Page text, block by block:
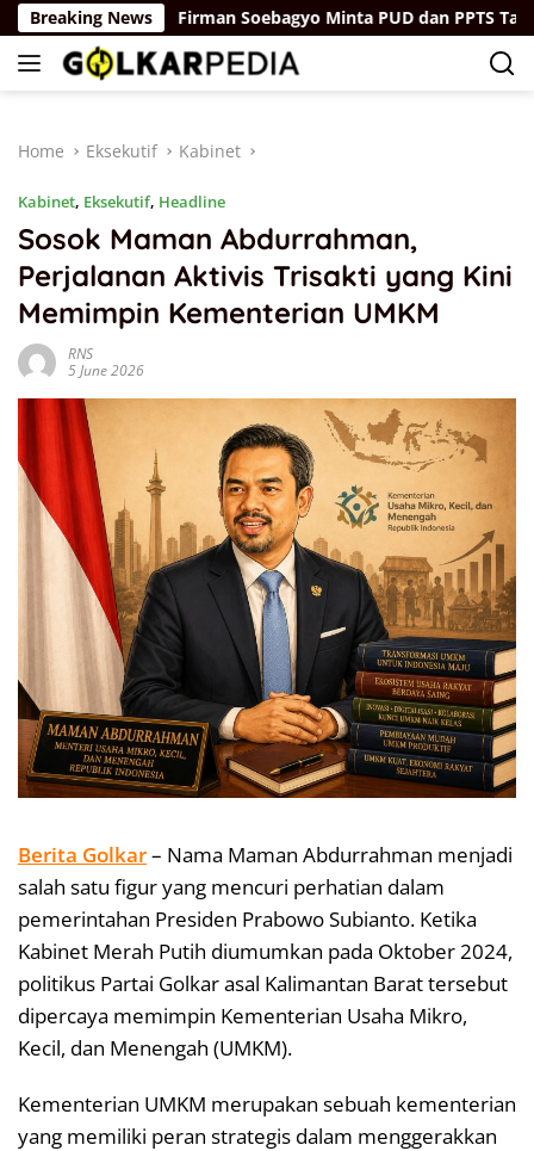
Skip
to
content
Breaking News
Firman Soebagyo Minta PUD dan PPTS Tak Khawatir
Home Eksekutif Kabinet
Kabinet, Eksekutif, Headline
Sosok Maman Abdurrahman,
Perjalanan Aktivis Trisakti yang Kini
Memimpin Kementerian UMKM
RNS
5 June 2026
Berita Golkar– Nama Maman Abdurrahman menjadi
salah satu figur yang mencuri perhatian dalam
pemerintahan Presiden Prabowo Subianto. Ketika
Kabinet Merah Putih diumumkan pada Oktober 2024,
politikus Partai Golkar asal Kalimantan Barat tersebut
dipercaya memimpin Kementerian Usaha Mikro,
Kecil, dan Menengah (UMKM).
Kementerian UMKM merupakan sebuah kementerian
yang memiliki peran strategis dalam menggerakkan